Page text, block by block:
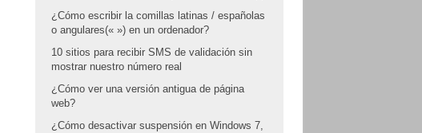
¿Cómo escribir la comillas latinas / españolas
o angulares(« ») en un ordenador?
10 sitios para recibir SMS de validación sin
mostrar nuestro número real
¿Cómo ver una versión antigua de página
web?
¿Cómo desactivar suspensión en Windows 7,